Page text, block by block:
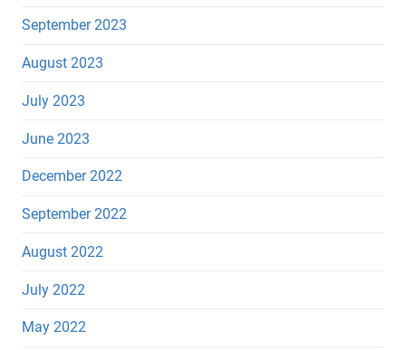
September 2023
August 2023
July 2023
June 2023
December 2022
September 2022
August 2022
July 2022
May 2022